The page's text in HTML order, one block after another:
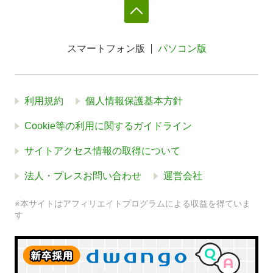
スマートフォン版 パソコン版
利用規約 個人情報保護基本方針
Cookie等の利用に関するガイドライン
サイトアクセス情報の取得について
法人・プレスお問い合わせ 運営会社
※本サイトはアフィリエイトプログラムによる収益を得ていま
す